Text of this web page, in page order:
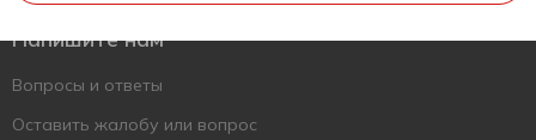
Напишите нам
Вопросы и ответы
Оставить жалобу или вопрос